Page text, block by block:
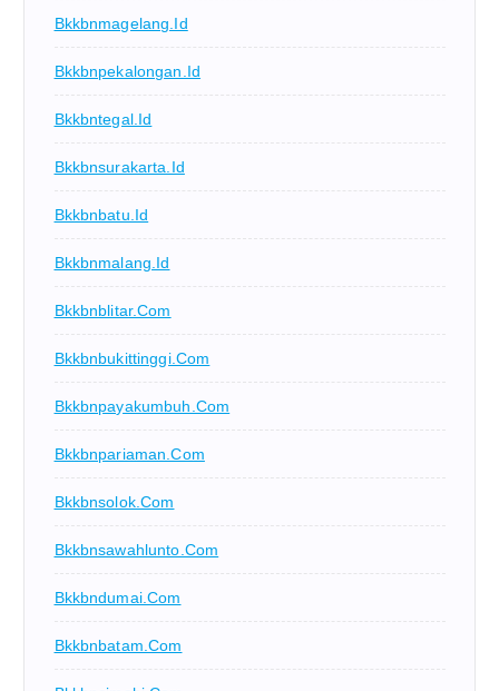
Bkkbnmagelang.id
Bkkbnpekalongan.id
Bkkbntegal.id
Bkkbnsurakarta.id
Bkkbnbatu.id
Bkkbnmalang.id
Bkkbnblitar.com
Bkkbnbukittinggi.com
Bkkbnpayakumbuh.com
Bkkbnpariaman.com
Bkkbnsolok.com
Bkkbnsawahlunto.com
Bkkbndumai.com
Bkkbnbatam.com